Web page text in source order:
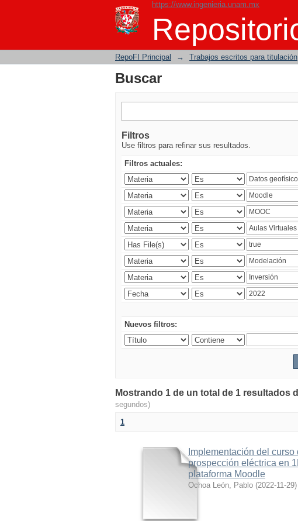
https://www.ingenieria.unam.mx
Buscar
RepoFI Principal → Trabajos escritos para titulación
Buscar
Filtros
Use filtros para refinar sus resultados.
Filtros actuales:
Nuevos filtros:
Mostrando 1 de un total de 1 resultados
segundos)
1
Implementación del
prospección eléctrica en
plataforma Moodle
Ochoa León, Pablo (2022-11-29)